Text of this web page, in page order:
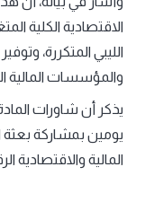
الاقتصادية الكلية
الليبي المتكررة،
والمؤسسات المالية
يذكر أن شاورات
يومين بمشاركة
المالية والاقتصادية